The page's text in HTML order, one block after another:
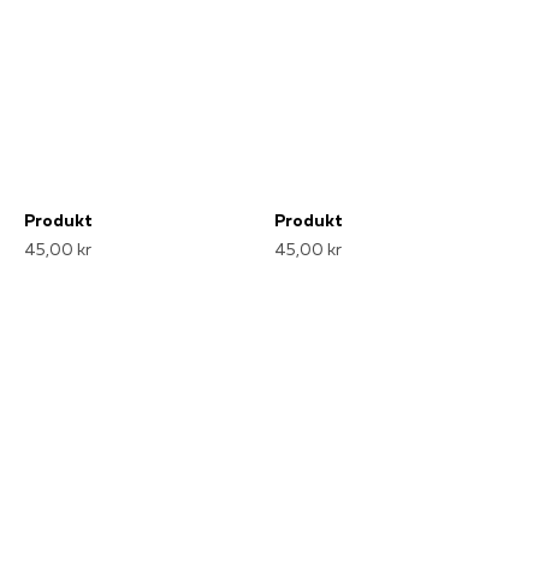
Produkt
45,00 kr
Produkt
45,00 kr